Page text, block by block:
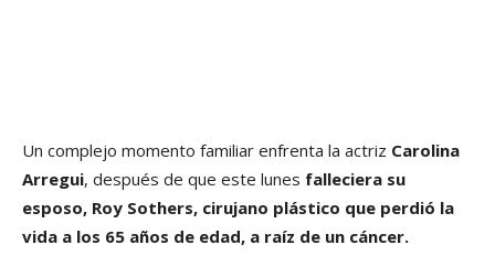
Un complejo momento familiar enfrenta la actriz Carolina
Arregui, después de que este lunes falleciera su
esposo, Roy Sothers, cirujano plástico que perdió la
vida a los 65 años de edad, a raíz de un cáncer.